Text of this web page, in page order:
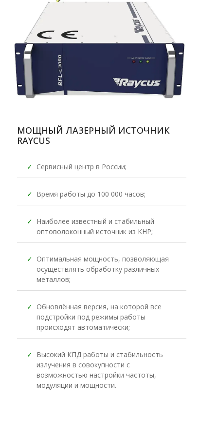
МОЩНЫЙ ЛАЗЕРНЫЙ ИСТОЧНИК
RAYCUS
✓ Сервисный центр в России;
✓ Время работы до 100 000 часов;
✓ Наиболее известный и стабильный
оптоволоконный источник из КНР;
✓ Оптимальная мощность, позволяющая
осуществлять обработку различных
металлов;
✓ Обновлённая версия, на которой все
подстройки под режимы работы
происходят автоматически;
✓ Высокий КПД работы и стабильность
излучения в совокупности с
возможностью настройки частоты,
модуляции и мощности.